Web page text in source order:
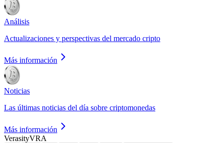
Análisis
Actualizaciones y perspectivas del mercado cripto
Más información
Noticias
Las últimas noticias del día sobre criptomonedas
Más información
VerasityVRA